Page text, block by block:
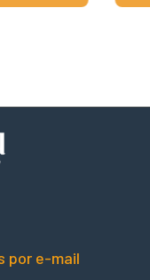
por e-mail